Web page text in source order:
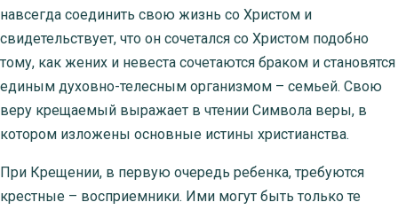
навсегда соединить свою жизнь со Христом и
свидетельствует, что он сочетался со Христом подобно
тому, как жених и невеста сочетаются браком и становятся
единым духовно-телесным организмом – семьей. Свою
веру крещаемый выражает в чтении Символа веры, в
котором изложены основные истины христианства.
При Крещении, в первую очередь ребенка, требуются
крестные – восприемники. Ими могут быть только те